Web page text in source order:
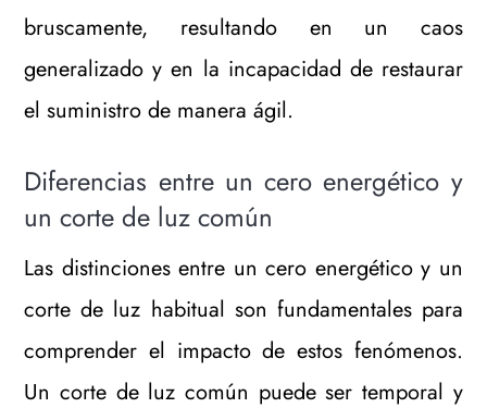
bruscamente, resultando en un caos
generalizado y en la incapacidad de restaurar
el suministro de manera ágil.
Diferencias entre un cero energético y
un corte de luz común
Las distinciones entre un cero energético y un
corte de luz habitual son fundamentales para
comprender el impacto de estos fenómenos.
Un corte de luz común puede ser temporal y